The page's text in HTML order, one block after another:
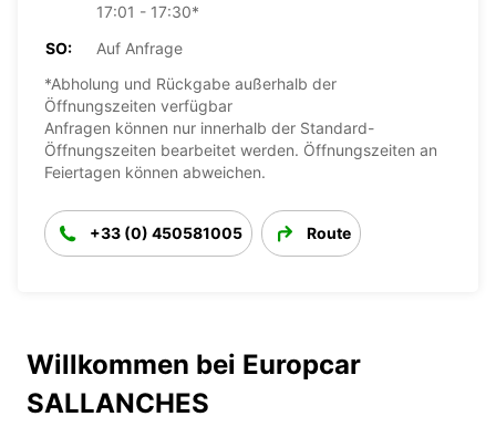
17:01 - 17:30*
SO:
Auf Anfrage
*Abholung und Rückgabe außerhalb der
Öffnungszeiten verfügbar
Anfragen können nur innerhalb der Standard-
Öffnungszeiten bearbeitet werden. Öffnungszeiten an
Feiertagen können abweichen.
+33 (0) 450581005 Route
Willkommen bei Europcar
SALLANCHES